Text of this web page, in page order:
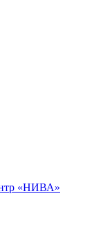
«НИВА»